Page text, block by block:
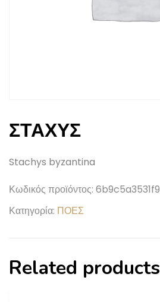
ΣΤΑΧΥΣ
Stachys byzantina
Κωδικός προϊόντος: 6b9c5a3531f9
Κατηγορία: ΠΟΕΣ
Related products